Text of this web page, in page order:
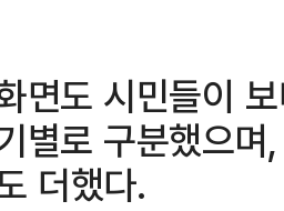
면도 시민들이
별로 구분했으
더했다.